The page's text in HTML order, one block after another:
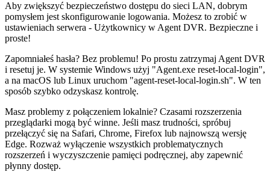
Aby zwiększyć bezpieczeństwo dostępu do sieci LAN, dobrym
pomysłem jest skonfigurowanie logowania. Możesz to zrobić w
ustawieniach serwera - Użytkownicy w Agent DVR. Bezpieczne i
proste!
Zapomniałeś hasła? Bez problemu! Po prostu zatrzymaj Agent DVR
i resetuj je. W systemie Windows użyj "Agent.exe reset-local-login",
a na macOS lub Linux uruchom "agent-reset-local-login.sh". W ten
sposób szybko odzyskasz kontrolę.
Masz problemy z połączeniem lokalnie? Czasami rozszerzenia
przeglądarki mogą być winne. Jeśli masz trudności, spróbuj
przełączyć się na Safari, Chrome, Firefox lub najnowszą wersję
Edge. Rozważ wyłączenie wszystkich problematycznych
rozszerzeń i wyczyszczenie pamięci podręcznej, aby zapewnić
płynny dostęp.